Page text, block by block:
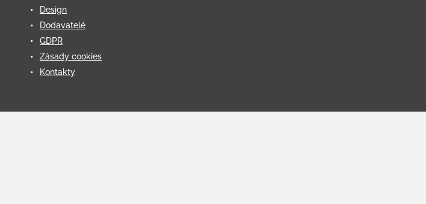
Design
Dodavatelé
GDPR
Zásady cookies
Kontakty